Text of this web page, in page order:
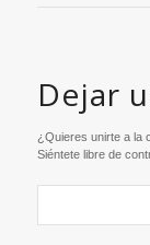
Dejar
¿Quieres unirte a la
Siéntete libre de